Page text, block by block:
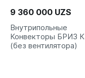
9 360 000 UZS
Внутрипольные
Конвекторы БРИЗ
(без вентилятора)